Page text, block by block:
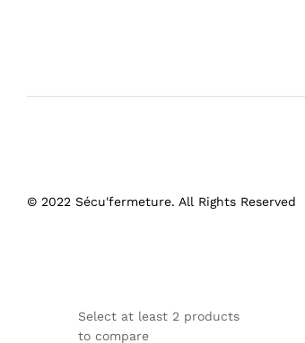
© 2022 Sécu'fermeture. All Rights Reserved
Select at least 2 products
to compare